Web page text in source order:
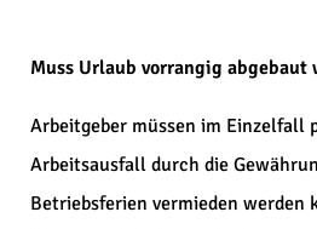
Muss Urlaub vorrangig abgebaut
Arbeitgeber müssen im Einzelfall
Arbeitsausfall durch die
Betriebsferien vermieden werden